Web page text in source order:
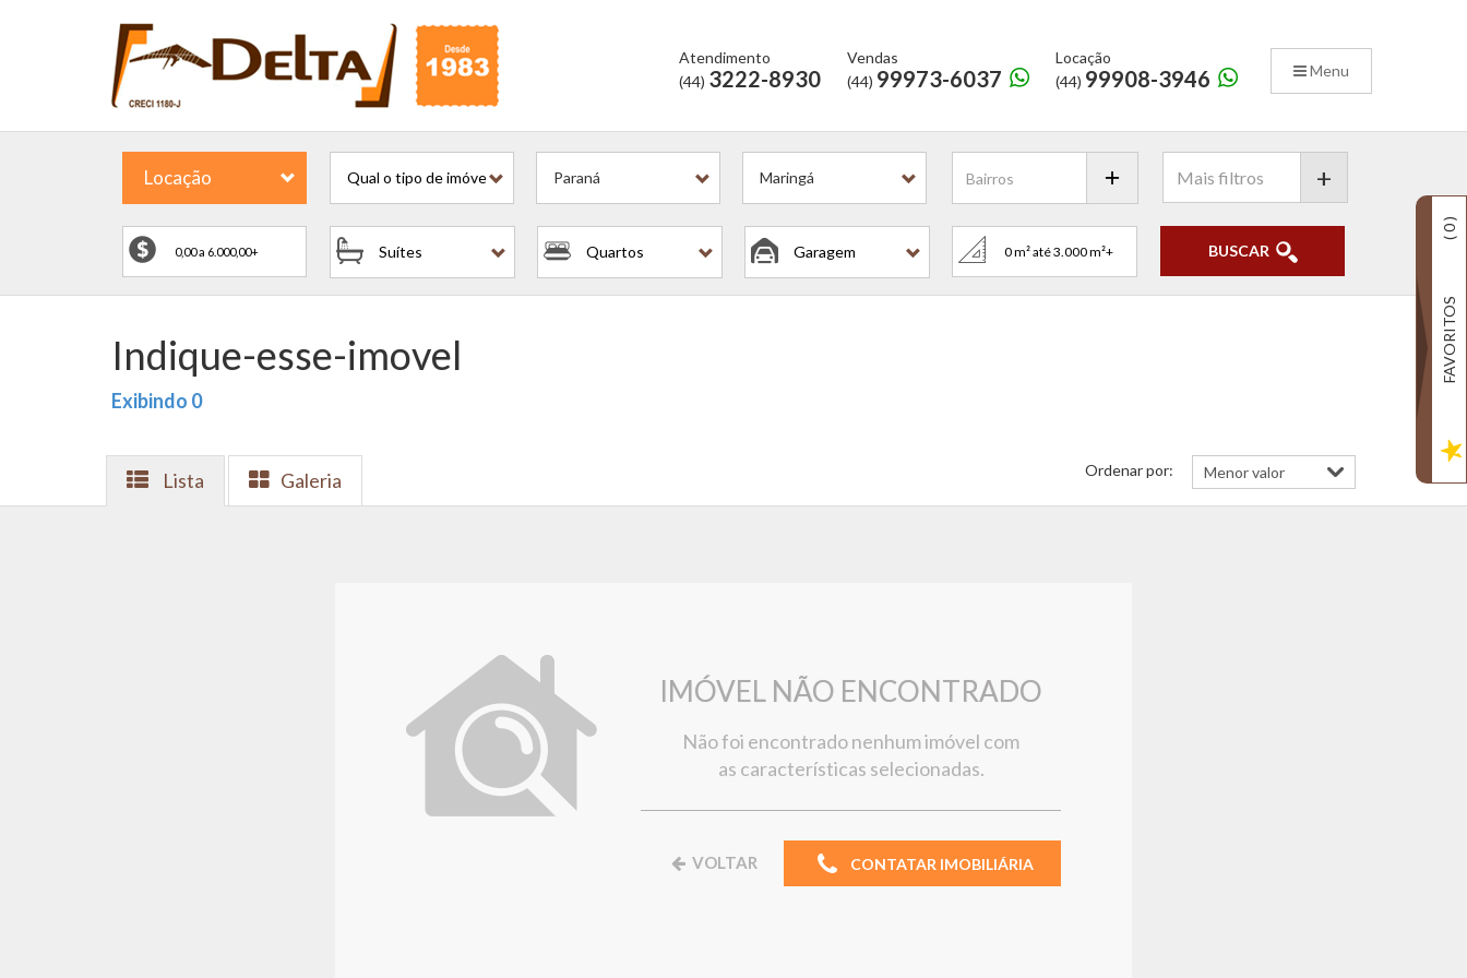
Menu
Atendimento
(44) 3222-8930
Vendas
(44) 99973-6037
Locação
(44) 99908-3946
Locação Qual o tipo de imóvel? Paraná Maringá
Suítes Quartos Garagem
+
BUSCAR
Indique-esse-imovel
Exibindo 0
Lista Galeria Ordenar por:
IMÓVEL NÃO ENCONTRADO
Não foi encontrado nenhum imóvel com
as características selecionadas.
VOLTAR CONTATAR IMOBILIÁRIA
FAVORITOS
(
0
)